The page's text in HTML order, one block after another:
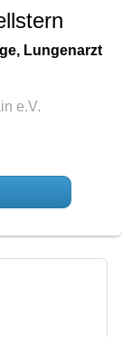
Lungenarzt
e.V.